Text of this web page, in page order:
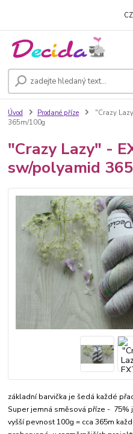
Úvod Prodané příze
"Crazy
365m/100g
"Crazy Lazy" -
sw/polyamid
základní barvička je šedá každé
Super jemná směsová příze -
vyšší pevnost 100g = cca 365m